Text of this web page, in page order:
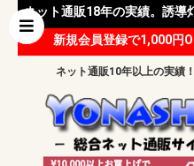
ネット通販18年の実績。誘導
ーブル等 様々な資材を
新規会員登録で1,000円
ネット通販10年以上の実績